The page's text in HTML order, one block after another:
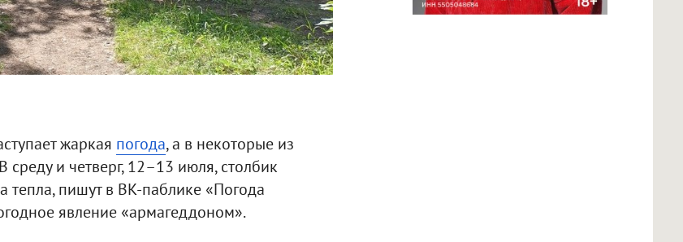
жаркая погода, а в некоторые из
и четверг, 12–13 июля, столбик
тепла, пишут в ВК-паблике «Погода
явление «армагеддоном».